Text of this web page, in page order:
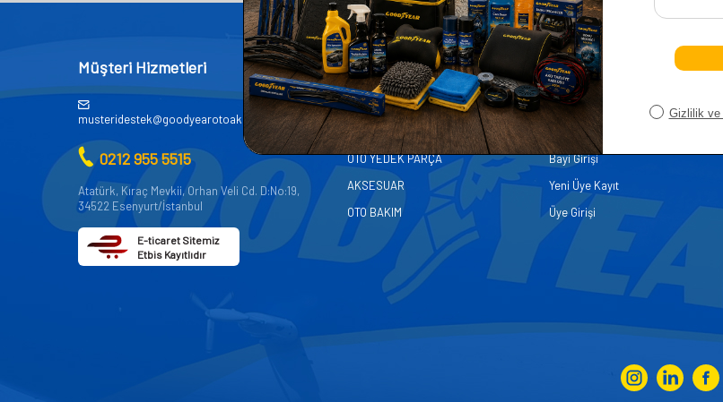
Müşteri Hizmetleri
musteridestek@goodyearotoaksesuar.com.tr
0212 955 5515
Atatürk, Kıraç Mevkii, Orhan Veli Cd. D:No:19,
34522 Esenyurt/İstanbul
E-ticaret Sitemiz
Etbis Kayıtlıdır
Kategoriler
AKÜ
OTO KİMYASALLARI
OTO YEDEK PARÇA
AKSESUAR
OTO BAKIM
Üye
Sepetim
Bayi Kayıt
Bayi Girişi
Yeni Üye Kayıt
Üye Girişi